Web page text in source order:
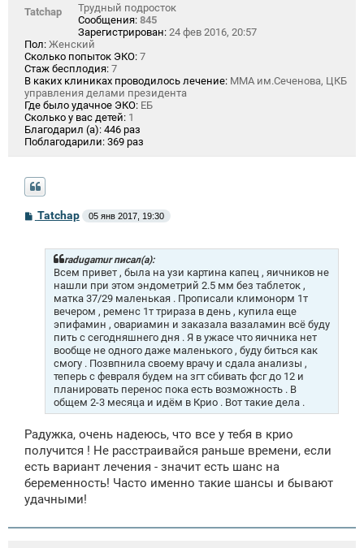
Tatchap
Трудный подросток
Сообщения: 845
Зарегистрирован: 24 фев 2016, 20:57
Пол: Женский
Сколько попыток ЭКО: 7
Стаж бесплодия: 7
В каких клиниках проводилось лечение: ММА им.Сеченова, ЦКБ
управления делами президента
Где было удачное ЭКО: ЕБ
Сколько у вас детей: 1
Благодарил (а): 446 раз
Поблагодарили: 369 раз
С
о
Tatchap 05 янв 2017, 19:30
radugamur писал(а):
Всем привет , была на узи картина капец , яичников не
нашли при этом эндометрий 2.5 мм без таблеток ,
матка 37/29 маленькая . Прописали климонорм 1т
вечером , ременс 1т трираза в день , купила еще
эпифамин , овариамин и заказала вазаламин всё буду
пить с сегодняшнего дня . Я в ужасе что яичника нет
вообще не одного даже маленького , буду биться как
смогу . Позвпнила своему врачу и сдала анализы ,
теперь с февраля будем на згт сбивать фсг до 12 и
планировать перенос пока есть возможность . В
общем 2-3 месяца и идём в Крио . Вот такие дела .
Радужка, очень надеюсь, что все у тебя в крио
получится ! Не расстраивайся раньше времени, если
есть вариант лечения - значит есть шанс на
беременность! Часто именно такие шансы и бывают
удачными!